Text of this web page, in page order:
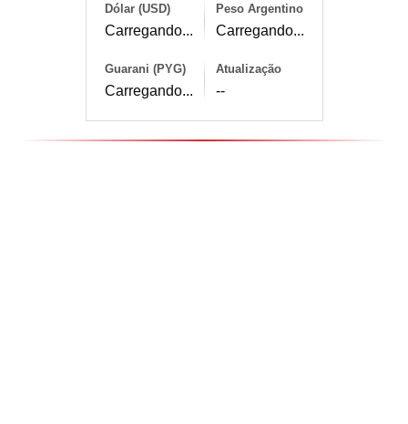
Dólar (USD)
Carregando...
Peso Argentino
Carregando...
Guarani (PYG)
Carregando...
Atualização
--